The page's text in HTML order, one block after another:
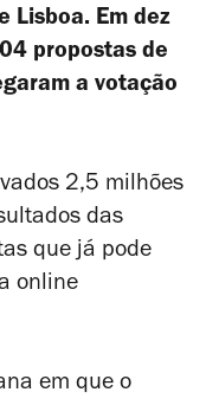
Lisboa. Em dez
propostas de
a votação
2,5 milhões
das
que já pode
online
em que o